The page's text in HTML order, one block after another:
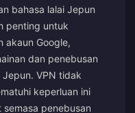
bahasa lalai Jepun
penting untuk
akaun Google,
dan penebusan
VPN tidak
keperluan ini
penebusan